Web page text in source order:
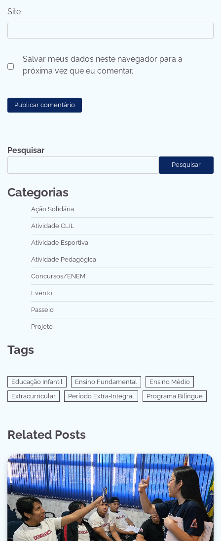
Site
Salvar meus dados neste navegador para a
próxima vez que eu comentar.
Pesquisar
Pesquisar
Categorias
Ação Solidária
Atividade CLIL
Atividade Esportiva
Atividade Pedagógica
Concursos/ENEM
Evento
Passeio
Projeto
Tags
Educação Infantil Ensino Fundamental
Ensino Médio
Extracurricular
Período Extra-Integral Programa Bilíngue
Related Posts